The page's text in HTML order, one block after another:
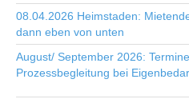
08.04.2026 Heimstaden:
dann eben von unten
August/ September 2026:
Prozessbegleitung bei